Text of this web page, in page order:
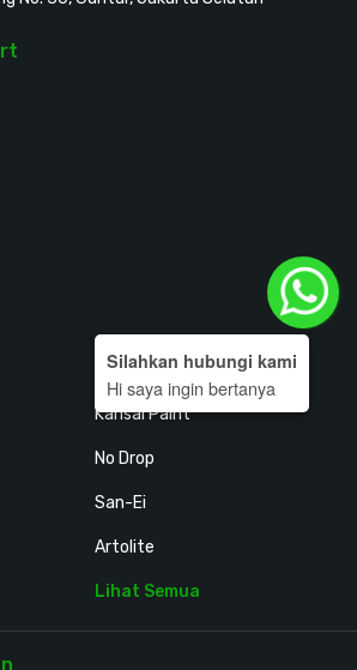
Holodeck
Kansai Paint
No Drop
San-Ei
Artolite
Lihat Semua
Silahkan hubungi kami
Hi saya ingin bertanya